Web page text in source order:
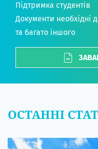
Підтримка студентів
Документи необхідні
та багато іншого
ОСТАННІ